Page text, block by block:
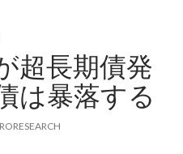
超長期債発
は暴落する